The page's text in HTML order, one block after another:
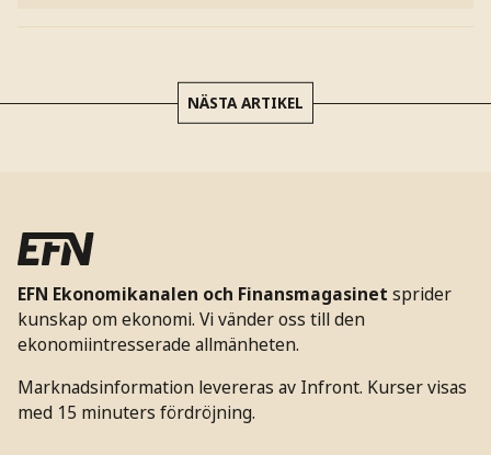
NÄSTA ARTIKEL
EFN Ekonomikanalen och Finansmagasinet sprider
kunskap om ekonomi. Vi vänder oss till den
ekonomiintresserade allmänheten.
Marknadsinformation levereras av Infront. Kurser visas
med 15 minuters fördröjning.